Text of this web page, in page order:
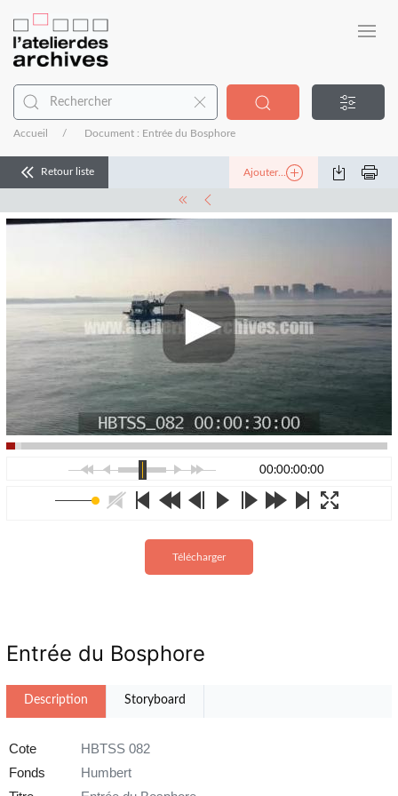
Accueil Document : Entrée du Bosphore
Retour liste Ajouter...
00:00:00:00
Télécharger
Entrée du Bosphore
Description Storyboard
Cote
HBTSS 082
Fonds
Humbert